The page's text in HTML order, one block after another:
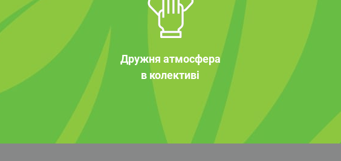
Дружня атмосфера
в колективі